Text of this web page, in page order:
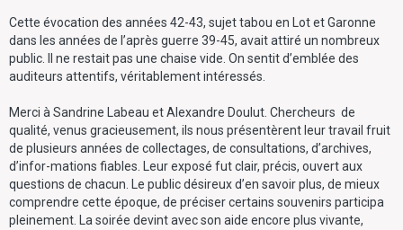
Cette évocation des années 42-43, sujet tabou en Lot et Garonne
dans les années de l’après guerre 39-45, avait attiré un nombreux
public. Il ne restait pas une chaise vide. On sentit d’emblée des
auditeurs attentifs, véritablement intéressés.
Merci à Sandrine Labeau et Alexandre Doulut. Chercheurs de
qualité, venus gracieusement, ils nous présentèrent leur travail fruit
de plusieurs années de collectages, de consultations, d’archives,
d’infor-mations fiables. Leur exposé fut clair, précis, ouvert aux
questions de chacun. Le public désireux d’en savoir plus, de mieux
comprendre cette époque, de préciser certains souvenirs participa
pleinement. La soirée devint avec son aide encore plus vivante,